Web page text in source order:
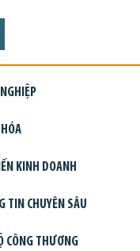
KINH DOANH
TIN CHUYÊN SÂU
CÔNG THƯƠNG